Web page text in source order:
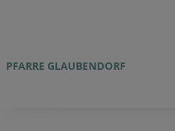
PFARRE GLAUBENDORF